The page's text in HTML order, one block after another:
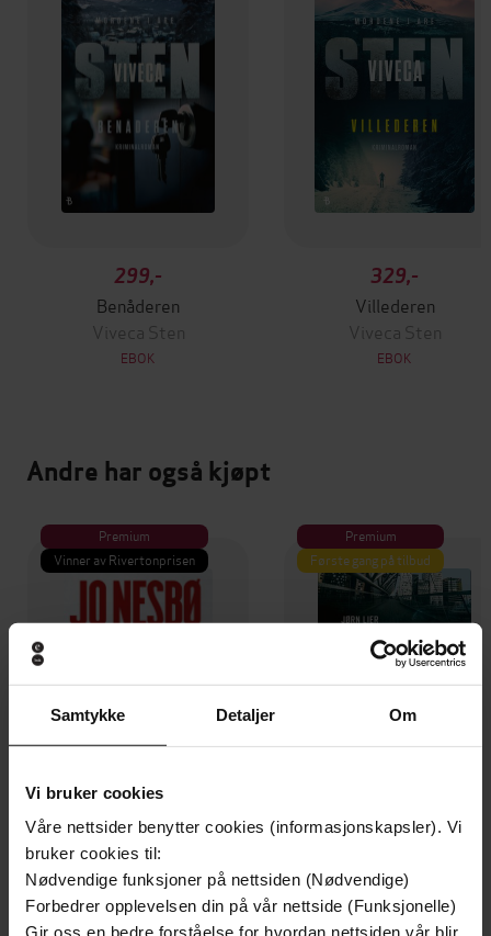
Samtykke Detaljer Om
Vi bruker cookies
Våre nettsider benytter cookies (informasjonskapsler). Vi
bruker cookies til:
Nødvendige funksjoner på nettsiden (Nødvendige)
Forbedrer opplevelsen din på vår nettside (Funksjonelle)
Gir oss en bedre forståelse for hvordan nettsiden vår blir
299,-
Benåderen
Viveca Sten
EBOK
329,-
Villederen
Viveca Sten
EBOK
Andre har også kjøpt
Premium
Vinner av Rivertonprisen
199,-
Minnesota
Jo Nesbø
Premium
Første gang på tilbud
349,-
Utskudd
Jørn Lier Horst